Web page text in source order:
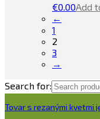
€0.00Add
←
1
2
3
→
Search for:
Tovar s rezanými kvetmi